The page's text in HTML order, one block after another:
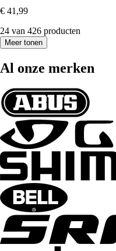
€ 41,99
24 van 426 producten
Meer tonen
Al onze merken